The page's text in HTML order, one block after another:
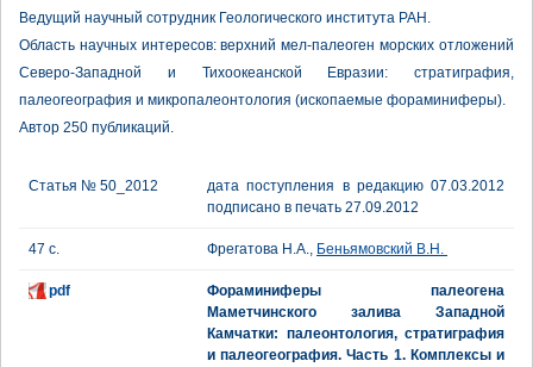
Ведущий научный сотрудник Геологического института РАН.
Область научных интересов: верхний мел-палеоген морских отложений
Северо-Западной и Тихоокеанской Евразии: стратиграфия,
палеогеография и микропалеонтология (ископаемые фораминиферы).
Автор 250 публикаций.
Статья № 50_2012
дата поступления в редакцию 07.03.2012
подписано в печать 27.09.2012
47 с. Фрегатова Н.А., Беньямовский В.Н.
pdf
Фораминиферы палеогена
Маметчинского залива Западной
Камчатки: палеонтология, стратиграфия
и палеогеография. Часть 1. Комплексы и